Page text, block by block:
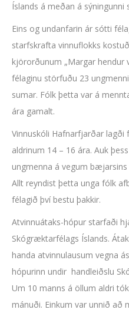
Íslands á meðan á sýningunni
Eins og undanfarin ár sótti
starfskrafta vinnuflokks
kjörorðunum „Margar hendur
félaginu störfuðu 23
sumar. Fólk þetta var á
ára gamalt.
Vinnuskóli Hafnarfjarðar lagði
aldrinum 14 – 16 ára. Auk
ungmenna á vegum
Allt reyndist þetta unga fólk
félagið því bestu þakkir.
Atvinnuátaks-hópur starfaði
Skógræktarfélags Íslands.
handa atvinnulausum vegna
hópurinn undir handleiðslu
Um 10 manns á öllum aldri
mánuði. Einkum var unnið að